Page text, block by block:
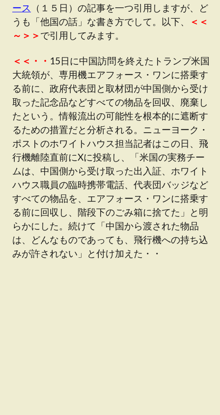
ース
（１５日）の記事を一つ引用しますが、ど
うも「他国の話」な書き方でして。以下、
＜＜
～＞＞ で引用してみます。
＜＜・・ 15日に中国訪問を終えたトランプ米国
大統領が、専用機エアフォース・ワンに搭乗す
る前に、政府代表団と取材団が中国側から受け
取った記念品などすべての物品を回収、廃棄し
たという。情報流出の可能性を根本的に遮断す
るための措置だと分析される。ニューヨーク・
ポストのホワイトハウス担当記者はこの日、飛
行機離陸直前にXに投稿し、「米国の実務チー
ムは、中国側から受け取った出入証、ホワイト
ハウス職員の臨時携帯電話、代表団バッジなど
すべての物品を、エアフォース・ワンに搭乗す
る前に回収し、階段下のごみ箱に捨てた」と明
らかにした。続けて「中国から渡された物品
は、どんなものであっても、飛行機への持ち込
みが許されない」と付け加えた・・